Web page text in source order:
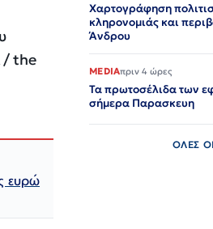
/ the
ευρώ
Χαρτογράφηση
κληρονομιάς και
Άνδρου
MEDIAπριν 4 ώρες
Τα πρωτοσέλιδα των
σήμερα Παρασκευη
ΟΛΕΣ